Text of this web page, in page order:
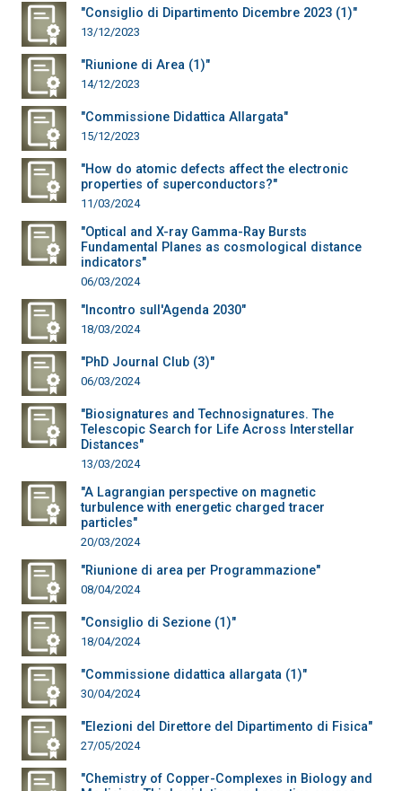
"Consiglio di Dipartimento Dicembre 2023 (1)"
13/12/2023
"Riunione di Area (1)"
14/12/2023
"Commissione Didattica Allargata"
15/12/2023
"How do atomic defects affect the electronic
properties of superconductors?"
11/03/2024
"Optical and X-ray Gamma-Ray Bursts
Fundamental Planes as cosmological distance
indicators"
06/03/2024
"Incontro sull'Agenda 2030"
18/03/2024
"PhD Journal Club (3)"
06/03/2024
"Biosignatures and Technosignatures. The
Telescopic Search for Life Across Interstellar
Distances"
13/03/2024
"A Lagrangian perspective on magnetic
turbulence with energetic charged tracer
particles"
20/03/2024
"Riunione di area per Programmazione"
08/04/2024
"Consiglio di Sezione (1)"
18/04/2024
"Commissione didattica allargata (1)"
30/04/2024
"Elezioni del Direttore del Dipartimento di Fisica"
27/05/2024
"Chemistry of Copper-Complexes in Biology and